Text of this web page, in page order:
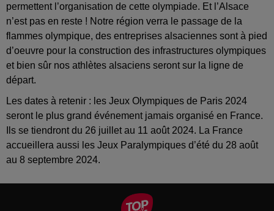
permettent l’organisation de cette olympiade. Et l’Alsace
n’est pas en reste ! Notre région verra le passage de la
flammes olympique, des entreprises alsaciennes sont à pied
d’oeuvre pour la construction des infrastructures olympiques
et bien sûr nos athlètes alsaciens seront sur la ligne de
départ.
Les dates à retenir : les Jeux Olympiques de Paris 2024
seront le plus grand événement jamais organisé en France.
Ils se tiendront du 26 juillet au 11 août 2024. La France
accueillera aussi les Jeux Paralympiques d’été du 28 août
au 8 septembre 2024.